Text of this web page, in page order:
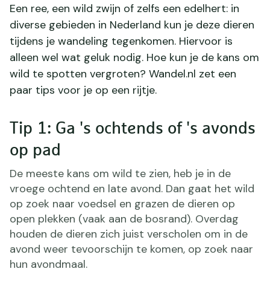
Een ree, een wild zwijn of zelfs een edelhert: in
diverse gebieden in Nederland kun je deze dieren
tijdens je wandeling tegenkomen. Hiervoor is
alleen wel wat geluk nodig. Hoe kun je de kans om
wild te spotten vergroten? Wandel.nl zet een
paar tips voor je op een rijtje.
Tip 1: Ga 's ochtends of 's avonds
op pad
De meeste kans om wild te zien, heb je in de
vroege ochtend en late avond. Dan gaat het wild
op zoek naar voedsel en grazen de dieren op
open plekken (vaak aan de bosrand). Overdag
houden de dieren zich juist verscholen om in de
avond weer tevoorschijn te komen, op zoek naar
hun avondmaal.